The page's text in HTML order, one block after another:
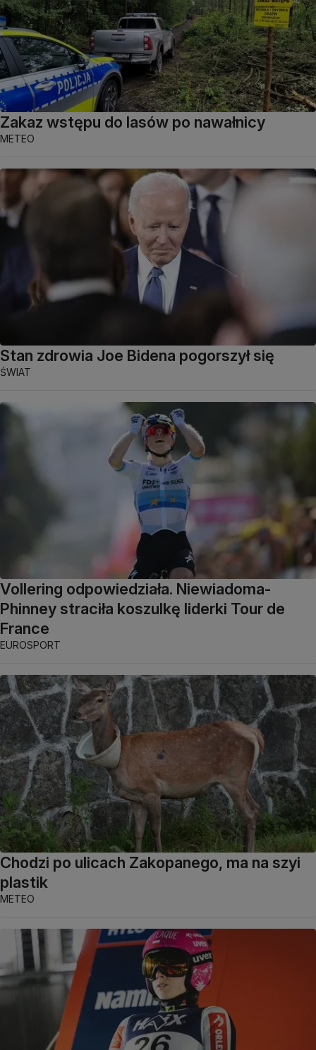
Zakaz wstępu do lasów po nawałnicy
METEO
Stan zdrowia Joe Bidena pogorszył się
ŚWIAT
Vollering odpowiedziała. Niewiadoma-
Phinney straciła koszulkę liderki Tour de
France
EUROSPORT
Chodzi po ulicach Zakopanego, ma na szyi
plastik
METEO